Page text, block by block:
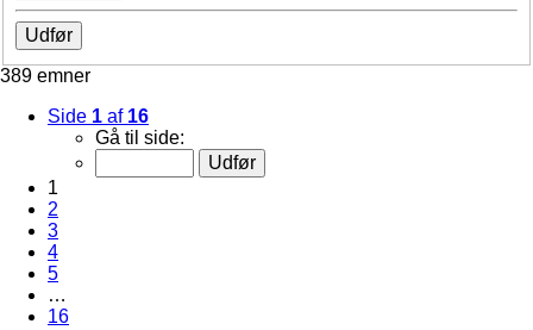
389 emner
Side 1 af 16
Gå til side:
1
2
3
4
5
…
16